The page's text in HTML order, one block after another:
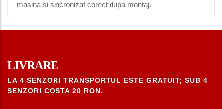
masina si sincronizat corect dupa montaj.
LIVRARE
LA 4 SENZORI TRANSPORTUL ESTE GRATUIT; SUB 4
SENZORI COSTA 20 RON.